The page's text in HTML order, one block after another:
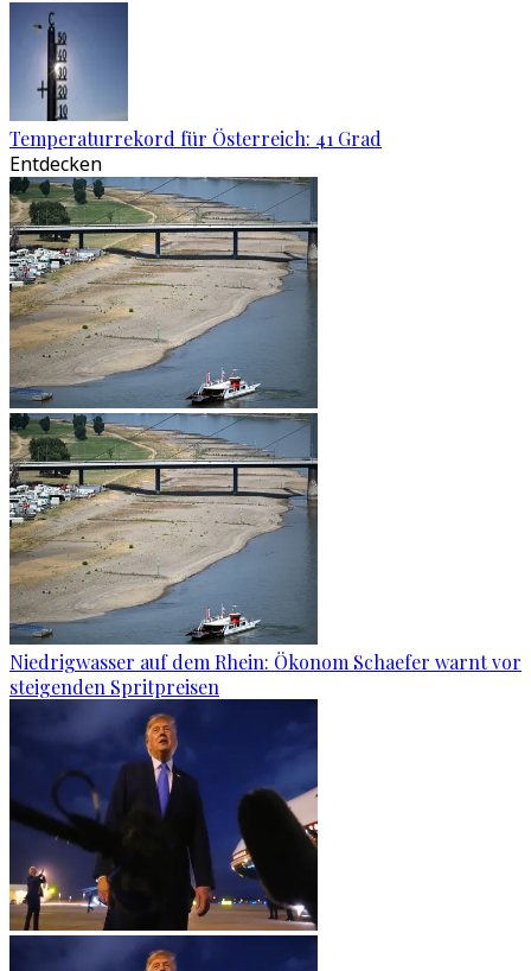
Temperaturrekord für Österreich: 41 Grad
Entdecken
Niedrigwasser auf dem Rhein: Ökonom Schaefer warnt vor
steigenden Spritpreisen